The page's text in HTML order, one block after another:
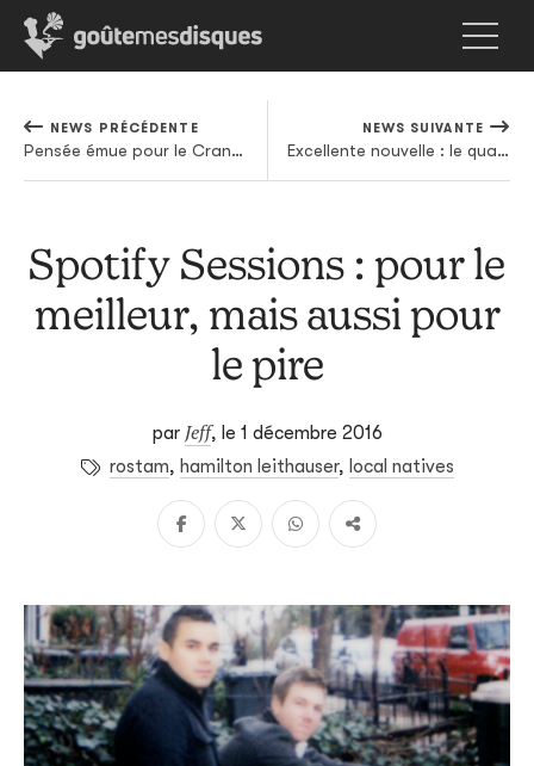
NEWS PRÉCÉDENTE
Pensée émue pour le Crane Wife des Decemberists avec cette version alternative de "Yankee Bayonet (I Will Be Home Then)"
NEWS SUIVANTE
Excellente nouvelle : le quatrième album de J.Cole sort la semaine prochaine
Spotify Sessions : pour le
meilleur, mais aussi pour
le pire
par Jeff, le 1 décembre 2016
rostam, hamilton leithauser, local natives